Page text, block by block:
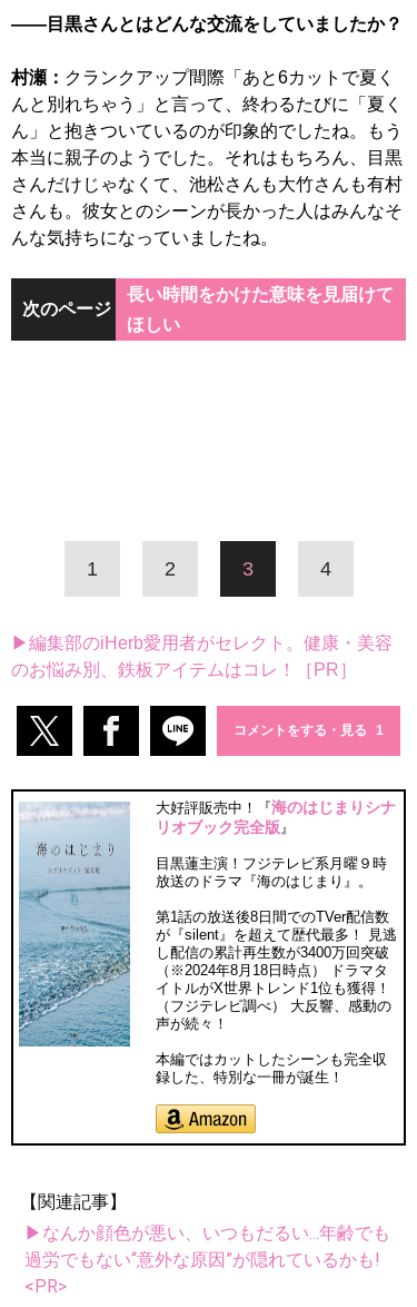
――目黒さんとはどんな交流をしていましたか？
村瀬： クランクアップ間際「あと6カットで夏く
んと別れちゃう」と言って、終わるたびに「夏く
ん」と抱きついているのが印象的でしたね。もう
本当に親子のようでした。それはもちろん、目黒
さんだけじゃなくて、池松さんも大竹さんも有村
さんも。彼女とのシーンが長かった人はみんなそ
んな気持ちになっていましたね。
次のページ
長い時間をかけた意味を見届けて
ほしい
1 2 3 4
▶編集部のiHerb愛用者がセレクト。健康・美容
のお悩み別、鉄板アイテムはコレ！［PR］
コメントをする・見る
大好評販売中！『海のはじまりシナ
リオブック完全版』
目黒蓮主演！フジテレビ系月曜９時
放送のドラマ『海のはじまり』。
第1話の放送後8日間でのTVer配信数
が『silent』を超えて歴代最多！ 見逃
し配信の累計再生数が3400万回突破
（※2024年8月18日時点） ドラマタ
イトルがX世界トレンド1位も獲得！
（フジテレビ調べ） 大反響、感動の
声が続々！
本編ではカットしたシーンも完全収
録した、特別な一冊が誕生！
【関連記事】
▶なんか顔色が悪い、いつもだるい...年齢でも
過労でもない“意外な原因”が隠れているかも!
<PR>